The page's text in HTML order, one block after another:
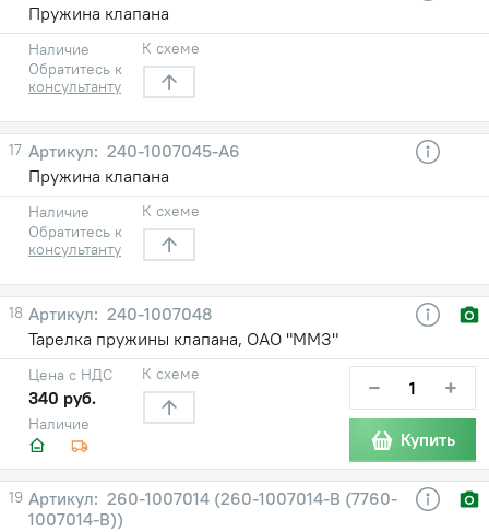
Пружина клапана
Наличие
Обратитесь к
консультанту
К схеме
17
240-1007045-А6
Пружина клапана
Наличие
Обратитесь к
консультанту
К схеме
18
240-1007048
Тарелка пружины клапана, ОАО "ММЗ"
Наличие
Цена с НДС
340 руб.
К схеме − +
Купить
19
260-1007014 (260-1007014-В (7760-
1007014-В))